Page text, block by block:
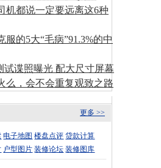
机都说一定要远离这6种
服的5大“毛病”91.3%的中
试谍照曝光 配大尺寸屏幕
么，会不会重复观致之路
更多 >>
电子地图 楼盘点评 贷款计算
户型图片 装修论坛 装修图库